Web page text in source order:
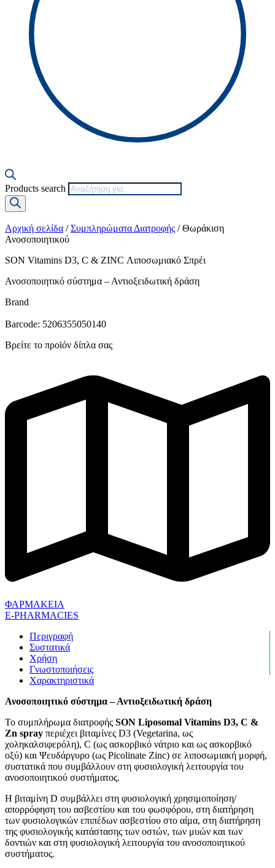
Products search
Αρχική σελίδα /Συμπληρώματα Διατροφής / Θωράκιση
Ανοσοποιητικού
SON Vitamins D3, C & ZINC Λιποσωμιακό Σπρέι
Ανοσοποιητικό σύστημα – Αντιοξειδωτική δράση
Brand
Barcode: 5206355050140
Βρείτε το προϊόν δίπλα σας
ΦΑΡΜΑΚΕΙΑ
E-PHARMACIES
Περιγραφή
Συστατικά
Χρήση
Γνωστοποιήσεις
Χαρακτηριστικά
Ανοσοποιητικό σύστημα – Αντιοξειδωτική δράση
Το συμπλήρωμα διατροφής SON Liposomal Vitamins D3, C &
Zn spray περιέχει βιταμίνες D3 (Vegetarina, ως
χοληκαλσιφερόλη), C (ως ασκορβικό νάτριο και ως ασκορβικό
οξύ) και Ψευδάργυρο (ως Picolinate Zinc) σε λιποσωμιακή μορφή,
συστατικά που συμβάλλουν στη φυσιολογική λειτουργία του
ανοσοποιητικού συστήματος.
Η βιταμίνη D συμβάλλει στη φυσιολογική χρησιμοποίηση/
απορρόφηση του ασβεστίου και του φωσφόρου, στη διατήρηση
των φυσιολογικών επιπέδων ασβεστίου στο αίμα, στη διατήρηση
της φυσιολογικής κατάστασης των οστών, των μυών και των
δοντιών και στη φυσιολογική λειτουργία του ανοσοποιητικού
συστήματος.